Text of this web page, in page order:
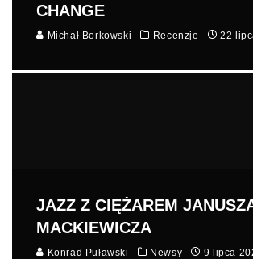
CHANGE
Michał Borkowski Recenzje 22
JAZZ Z CIĘŻAREM
MACKIEWICZA
Konrad Puławski Newsy 9 lipca